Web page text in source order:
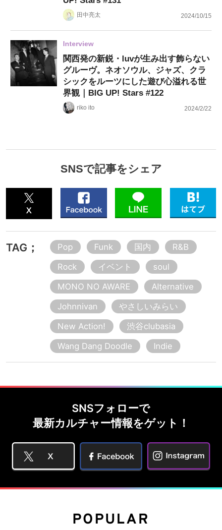
田中亮太 2024/10/15
Interview
関西発の新鋭・luvが生み出す飾らない
グルーヴ。ネオソウル、ジャズ、クラ
シックをルーツにした遊び心溢れる世
界観｜BIG UP! Stars #122
riko ito 2024/2/22
SNSで記事をシェア
TAG； Pop Funk 国内
R&B
Rock
イベント
soul
MONO NO AWARE
Alternative
Johnnivan
やさしいみらい
New Action!
渋谷clubasia
Wang Dang Doodle
Indie
SNSフォローで
最新カルチャー情報をゲット！
POPULAR